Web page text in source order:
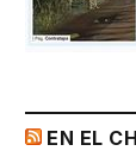
EN EL